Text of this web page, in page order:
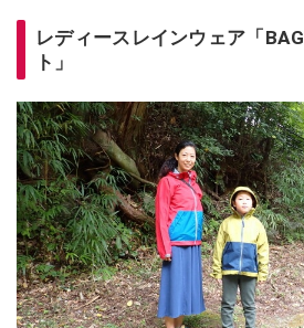
レディースレインウェア「
ト」